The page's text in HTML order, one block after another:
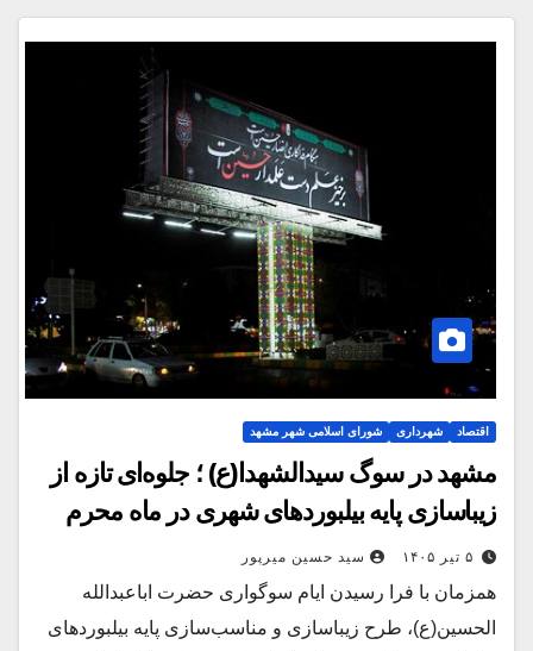
اقتصاد شهرداری شورای اسلامی شهر مشهد
مشهد در سوگ سیدالشهدا(ع) ؛ جلوه‌ای تازه از
زیباسازی پایه بیلبوردهای شهری در ماه محرم
۵ تیر ۱۴۰۵ سید حسین میرپور
همزمان با فرا رسیدن ایام سوگواری حضرت اباعبدالله
الحسین(ع)، طرح زیباسازی و مناسب‌سازی پایه بیلبوردهای